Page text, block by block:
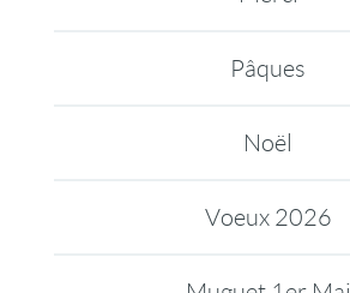
Pâques
Noël
Voeux 2026